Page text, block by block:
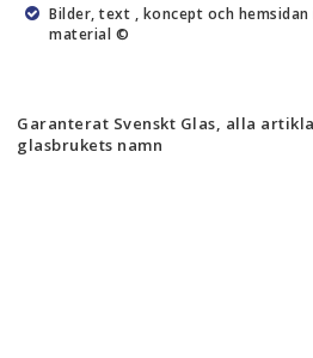
Bilder, text , koncept och
material ©
Garanterat Svenskt Glas, alla
glasbrukets namn